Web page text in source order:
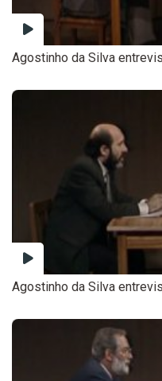
Agostinho da Silva
Agostinho da Silva